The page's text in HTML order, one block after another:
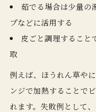
茹でる場合は少量の
プなどに活用する
皮ごと調理すること
取
例えば、ほうれん草や
ンジで加熱することで
れます。失敗例として